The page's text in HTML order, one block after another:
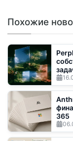
Похожие
365